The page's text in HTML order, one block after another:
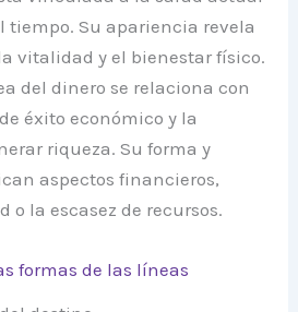
tiempo. Su apariencia revela
vitalidad y el bienestar físico.
del dinero se relaciona con
éxito económico y la
riqueza. Su forma y
aspectos financieros,
o la escasez de recursos.
formas de las líneas